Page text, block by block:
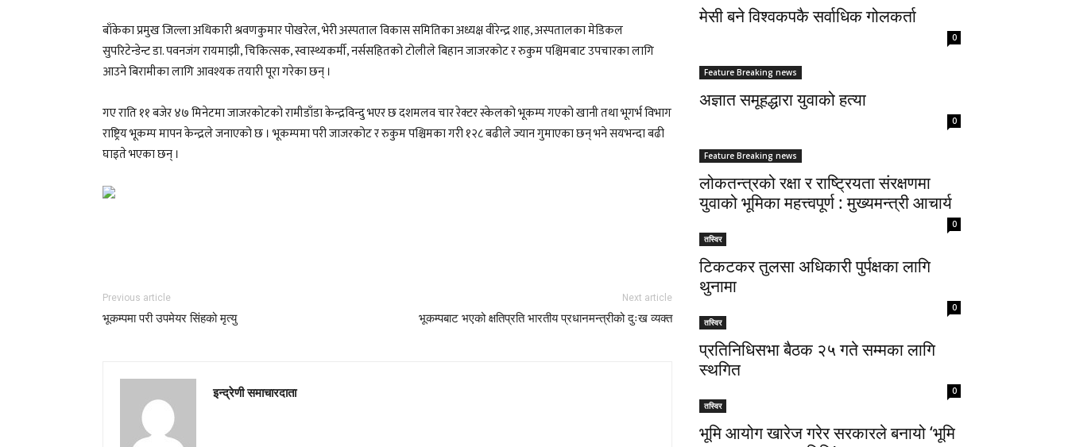
बाँकेका प्रमुख जिल्ला अधिकारी श्रवणकुमार पोखरेल, भेरी अस्पताल विकास समितिका अध्यक्ष वीरेन्द्र शाह, अस्पतालका मेडिकल
सुपरिटेन्डेन्ट डा. पवनजंग रायमाझी, चिकित्सक, स्वास्थ्यकर्मी, नर्ससहितको टोलीले बिहान जाजरकोट र रुकुम पश्चिमबाट उपचारका लागि
आउने बिरामीका लागि आवश्यक तयारी पूरा गरेका छन् ।
गए राति ११ बजेर ४७ मिनेटमा जाजरकोटको रामीडाँडा केन्द्रविन्दु भएर छ दशमलव चार रेक्टर स्केलको भूकम्प गएको खानी तथा भूगर्भ विभाग
राष्ट्रिय भूकम्प मापन केन्द्रले जनाएको छ । भूकम्पमा परी जाजरकोट र रुकुम पश्चिमका गरी १२८ बढीले ज्यान गुमाएका छन् भने सयभन्दा बढी
घाइते भएका छन् ।
Previous article
भूकम्पमा परी उपमेयर सिंहको मृत्यु
Next article
भूकम्पबाट भएको क्षतिप्रति भारतीय प्रधानमन्त्रीको दुःख व्यक्त
इन्द्रेणी समाचारदाता
मेसी बने विश्वकपकै सर्वाधिक गोलकर्ता
0
Feature Breaking news
अज्ञात समूहद्धारा युवाको हत्या
0
Feature Breaking news
लोकतन्त्रको रक्षा र राष्ट्रियता संरक्षणमा
युवाको भूमिका महत्त्वपूर्ण : मुख्यमन्त्री आचार्य
0
तस्विर
टिकटकर तुलसा अधिकारी पुर्पक्षका लागि
थुनामा
0
तस्विर
प्रतिनिधिसभा बैठक २५ गते सम्मका लागि
स्थगित
0
तस्विर
भूमि आयोग खारेज गरेर सरकारले बनायो ‘भूमि